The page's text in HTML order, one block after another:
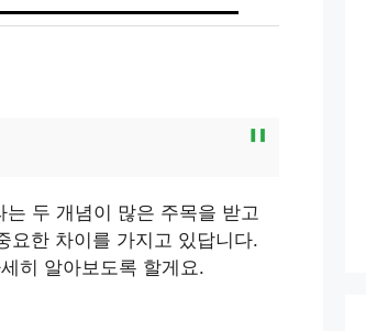
는 두 개념이 많은 주목을 받고
요한 차이를 가지고 있답니다.
히 알아보도록 할게요.